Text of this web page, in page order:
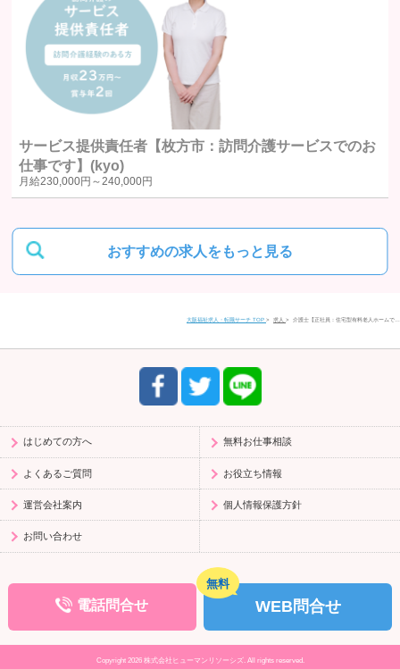
統計処理されたデータの利用
当社は、提供を受けた個人情報をもとに、個人を特定できないよう加工
した統計データを作成することがあります。個人を特定できない統計デ
ータについては、当社は何ら制限なく利用することができるものとしま
ご質問及びご苦情の窓口
下記の窓口にご連絡ください。
大阪府松原市上田1丁目4-2 富士ビル松原1 201号室
電話番号
0120-958-520
9:30〜17:30（平日）
おすすめの求人をもっと見る
サービス提供責任者【枚方市：訪問介護サービスでのお
仕事です】(kyo)
月給230,000円～ 240,000円
大阪福祉求人・転職サーチ TOP 求人 介護士【正社員：住宅型有料老人ホームで…
はじめての方へ 無料お仕事相談
よくあるご質問 お役立ち情報
運営会社案内 個人情報保護方針
お問い合わせ
電話問合せ WEB問合せ
Copyright 2026 株式会社ヒューマンリソーシズ. All rights reserved.